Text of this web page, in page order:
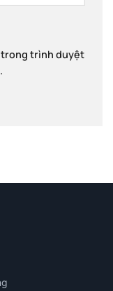
trong trình duyệt